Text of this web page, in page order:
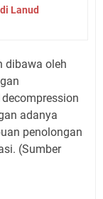
Lanud
dibawa oleh
adanya
penolongan
(Sumber